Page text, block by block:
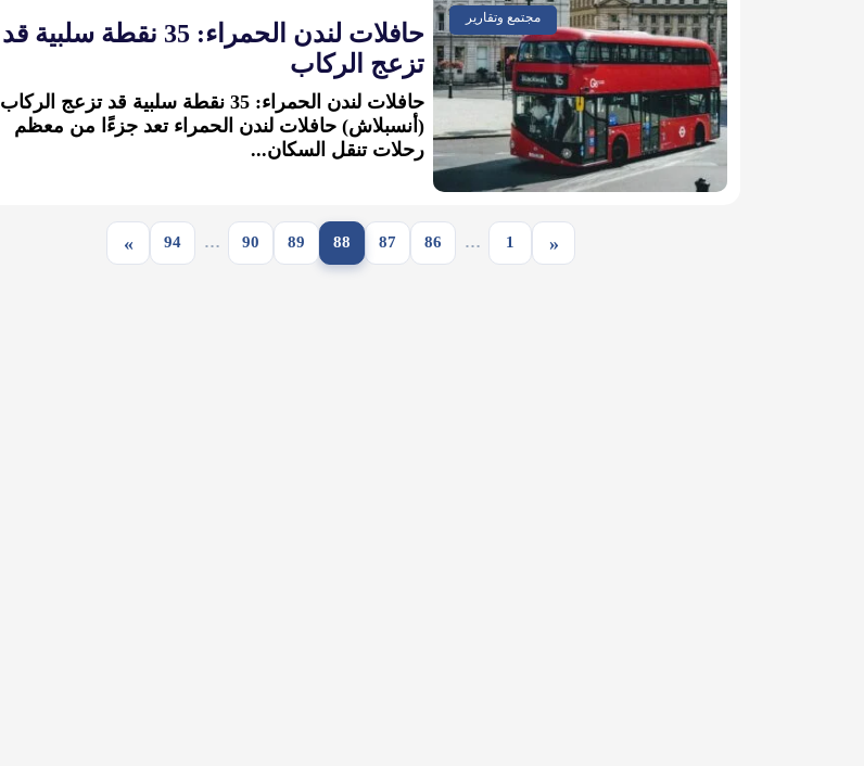
مجتمع وتقارير
حافلات لندن الحمراء: 35 نقطة سلبية قد
تزعج الركاب
حافلات لندن الحمراء: 35 نقطة سلبية قد تزعج الركاب
(أنسبلاش) حافلات لندن الحمراء تعد جزءًا من معظم
رحلات تنقل السكان...
«
1
…
86
87
88
89
90
…
94
»